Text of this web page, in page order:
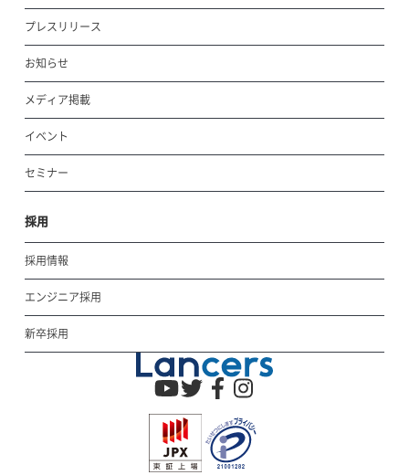
プレスリリース
お知らせ
メディア掲載
イベント
セミナー
採用
採用情報
エンジニア採用
新卒採用